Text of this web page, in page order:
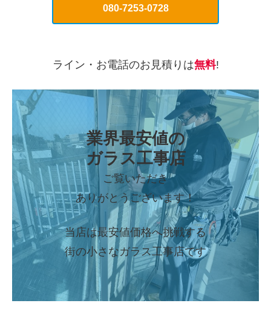
080-7253-0728
ライン・お電話のお見積りは無料!
業界最安値の
ガラス工事店
ご覧いただき
ありがとうございます！
当店は最安値価格へ挑戦する
街の小さなガラス工事店です